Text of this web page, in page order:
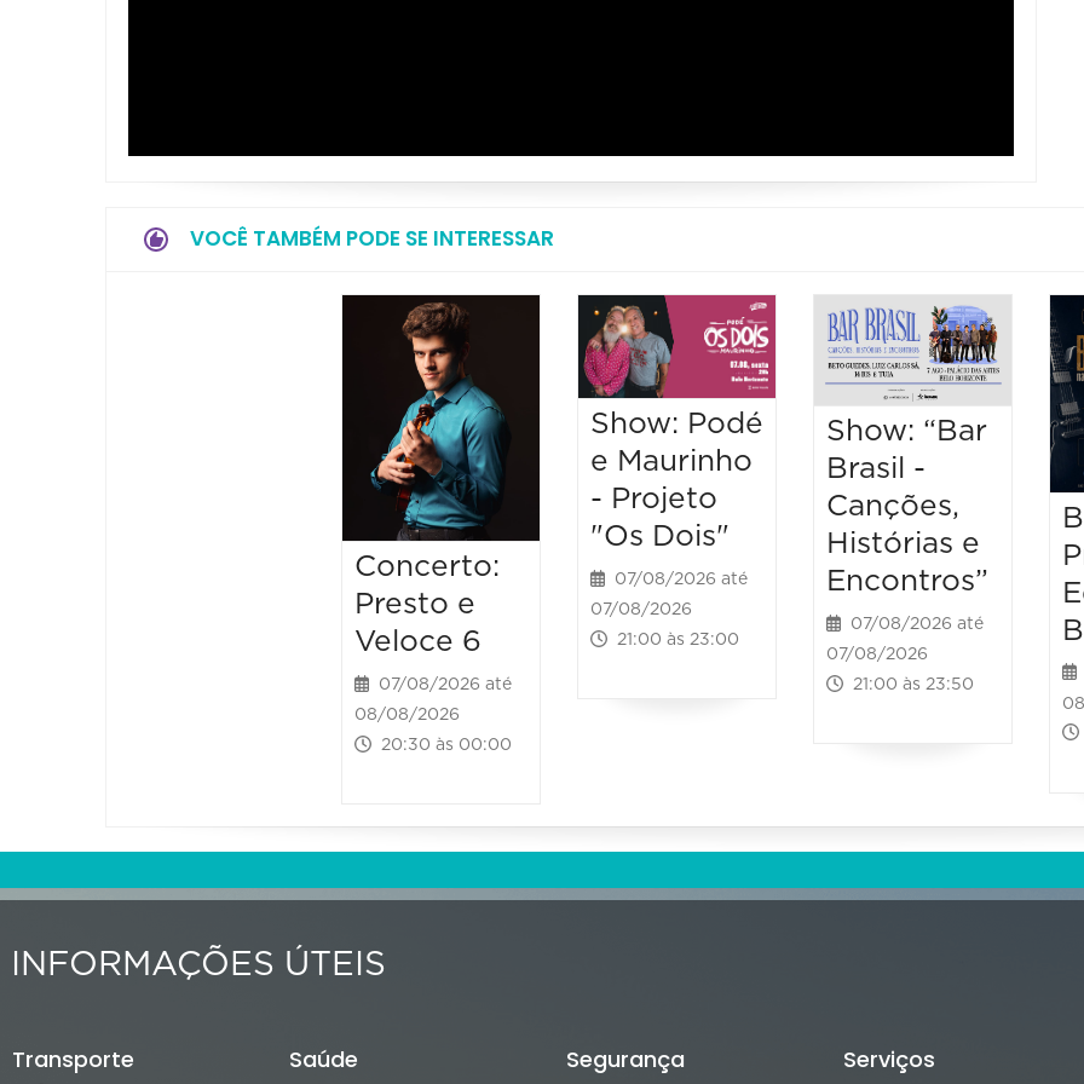
VOCÊ TAMBÉM PODE SE INTERESSAR
Concerto:
Presto e
Veloce 6
07/08/2026 até
08/08/2026
20:30 às 00:00
Show: Podé
e Maurinho
- Projeto
"Os Dois"
07/08/2026 até
07/08/2026
21:00 às 23:00
Show: “Bar
Brasil -
Canções,
Histórias e
Encontros”
07/08/2026 até
07/08/2026
21:00 às 23:50
INFORMAÇÕES ÚTEIS
Transporte Saúde Segurança Serviços